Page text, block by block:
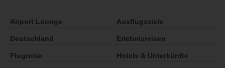
Airport Lounge Ausflugsziele
Deutschland Erlebnisreisen
Flugreise Hotels & Unterkünfte